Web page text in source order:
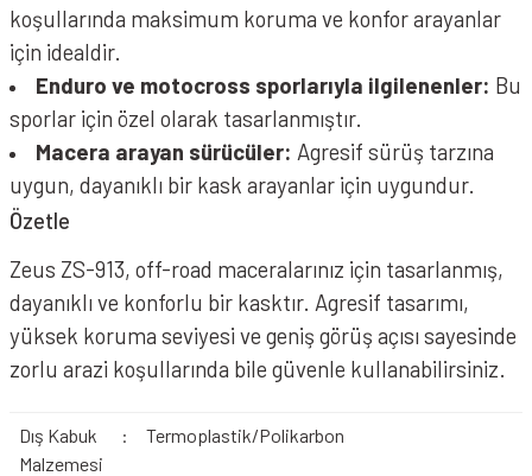
koşullarında maksimum koruma ve konfor arayanlar
için idealdir.
Enduro ve motocross sporlarıyla ilgilenenler: Bu
sporlar için özel olarak tasarlanmıştır.
Macera arayan sürücüler: Agresif sürüş tarzına
uygun, dayanıklı bir kask arayanlar için uygundur.
Özetle
Zeus ZS-913, off-road maceralarınız için tasarlanmış,
dayanıklı ve konforlu bir kasktır. Agresif tasarımı,
yüksek koruma seviyesi ve geniş görüş açısı sayesinde
zorlu arazi koşullarında bile güvenle kullanabilirsiniz.
Dış Kabuk
Malzemesi
: Termoplastik/Polikarbon